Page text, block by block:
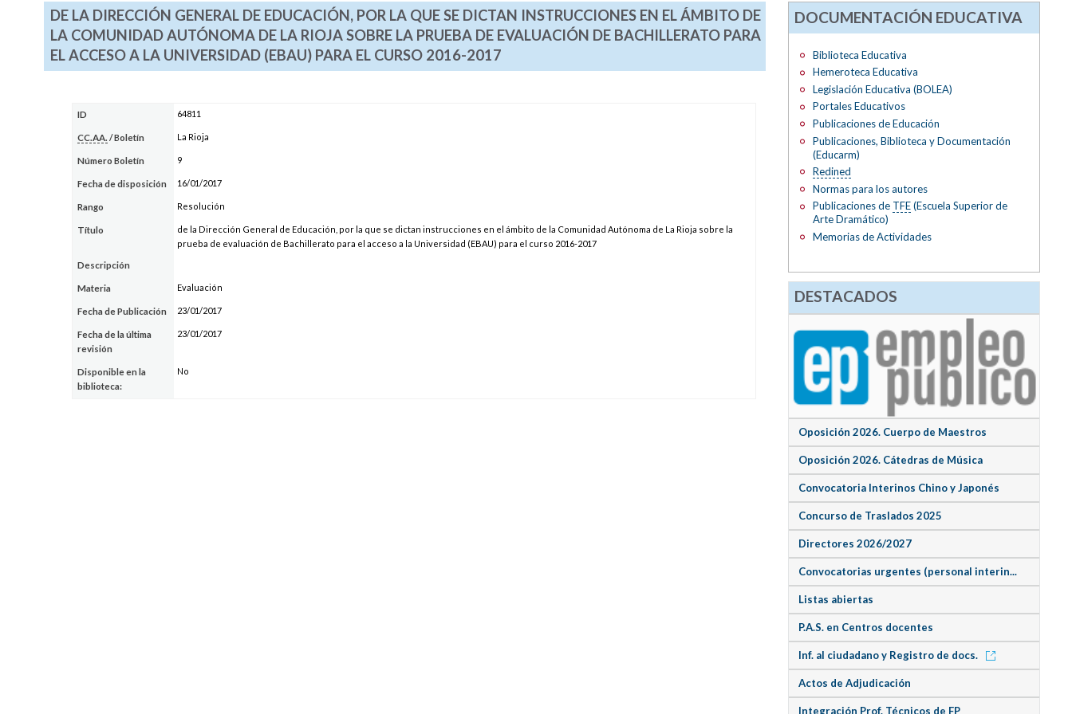
DE LA DIRECCIÓN GENERAL DE EDUCACIÓN, POR LA QUE SE DICTAN INSTRUCCIONES EN EL ÁMBITO DE
LA COMUNIDAD AUTÓNOMA DE LA RIOJA SOBRE LA PRUEBA DE EVALUACIÓN DE BACHILLERATO PARA
EL ACCESO A LA UNIVERSIDAD (EBAU) PARA EL CURSO 2016-2017
ID 64811
CC.AA. / Boletín La Rioja
Número Boletín 9
Fecha de disposición 16/01/2017
Rango Resolución
Título
de la Dirección General de Educación, por la que se dictan instrucciones en el ámbito de la Comunidad Autónoma de La Rioja sobre la
prueba de evaluación de Bachillerato para el acceso a la Universidad (EBAU) para el curso 2016-2017
Descripción
Materia Evaluación
Fecha de Publicación 23/01/2017
Fecha de la última
revisión
23/01/2017
Disponible en la
biblioteca:
No
DOCUMENTACIÓN EDUCATIVA
Biblioteca Educativa
Hemeroteca Educativa
Legislación Educativa (BOLEA)
Portales Educativos
Publicaciones de Educación
Publicaciones, Biblioteca y Documentación
(Educarm)
Redined
Normas para los autores
Publicaciones de TFE(Escuela Superior de
Arte Dramático)
Memorias de Actividades
DESTACADOS
Oposición 2026. Cuerpo de Maestros
Oposición 2026. Cátedras de Música
Convocatoria Interinos Chino y Japonés
Concurso de Traslados 2025
Directores 2026/2027
Convocatorias urgentes (personal interin...
Listas abiertas
P.A.S. en Centros docentes
Inf. al ciudadano y Registro de docs.
Actos de Adjudicación
Integración Prof. Técnicos de FP